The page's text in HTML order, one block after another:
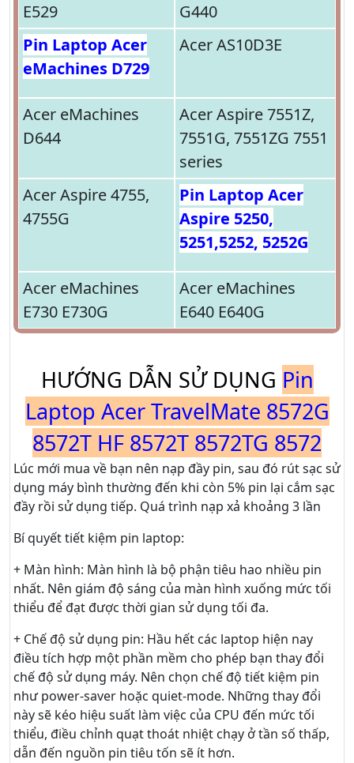
E529
G440
Pin Laptop Acer
eMachines D729
Acer AS10D3E
Acer eMachines
D644
Acer Aspire 7551Z,
7551G, 7551ZG 7551
series
Acer Aspire 4755,
4755G
Pin Laptop Acer
Aspire 5250,
5251,5252, 5252G
Acer eMachines
E730 E730G
Acer eMachines
E640 E640G
HƯỚNG DẪN SỬ DỤNG Pin
Laptop Acer TravelMate 8572G
8572T HF 8572T 8572TG 8572
Lúc mới mua về bạn nên nạp đầy pin, sau đó rút sạc sử
dụng máy bình thường đến khi còn 5% pin lại cắm sạc
đầy rồi sử dụng tiếp. Quá trình nạp xả khoảng 3 lần
Bí quyết tiết kiệm pin laptop:
+ Màn hình: Màn hình là bộ phận tiêu hao nhiều pin
nhất. Nên giám độ sáng của màn hình xuống mức tối
thiểu để đạt được thời gian sử dụng tối đa.
+ Chế độ sử dụng pin: Hầu hết các laptop hiện nay
điều tích hợp một phần mềm cho phép bạn thay đổi
chế độ sử dụng máy. Nên chọn chế độ tiết kiệm pin
như power-saver hoặc quiet-mode. Những thay đổi
này sẽ kéo hiệu suất làm việc của CPU đến mức tối
thiểu, điều chỉnh quạt thoát nhiệt chạy ở tần số thấp,
dẫn đến nguồn pin tiêu tốn sẽ ít hơn.